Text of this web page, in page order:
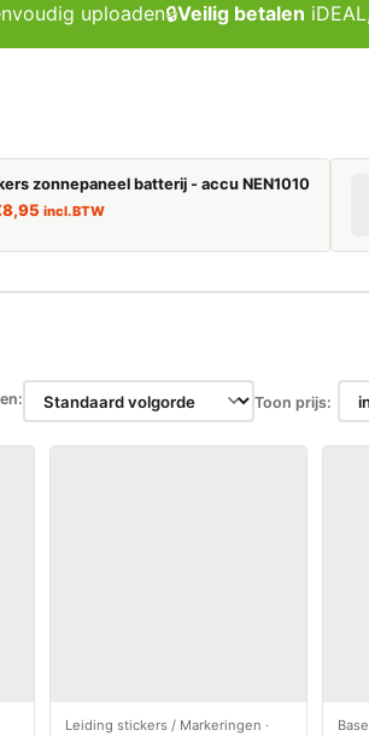
uploaden🔒Veilig betalen
zonnepaneel batterij - accu NEN1010
8,95 incl. BTW
Toon prijs:
Leiding stickers / Markeringen ·